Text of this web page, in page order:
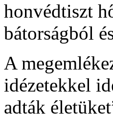
honvédtiszt
bátorságból
A
idézetekkel
adták